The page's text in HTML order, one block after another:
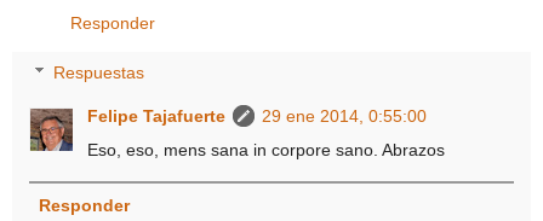
Responder
Respuestas
Felipe Tajafuerte
29 ene 2014, 0:55:00
Eso, eso, mens sana in corpore sano. Abrazos
Responder